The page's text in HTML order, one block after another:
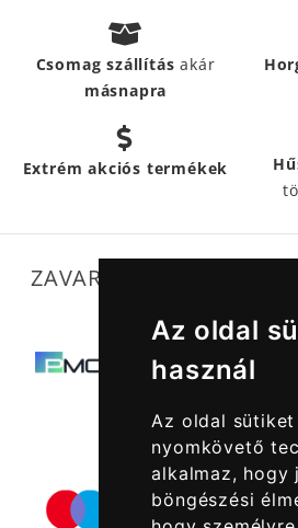
Az oldal
használ
Az oldal sütiket
nyomkövető
alkalmaz, hogy
böngészési
Csomag szállításakár
másnapra
Extrém akciós termékek
ZAVARTALAN